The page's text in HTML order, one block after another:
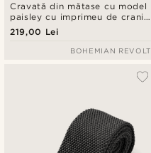
Cravată din mătase cu model
paisley cu imprimeu de cranii
negru și gri | 8 cm
219,00 Lei
BOHEMIAN REVOLT